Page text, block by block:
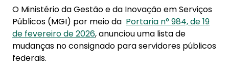
O Ministério da Gestão e da Inovação em Serviços
Públicos (MGI) por meio da Portaria n° 984, de 19
de fevereiro de 2026, anunciou uma lista de
mudanças no consignado para servidores públicos
federais.